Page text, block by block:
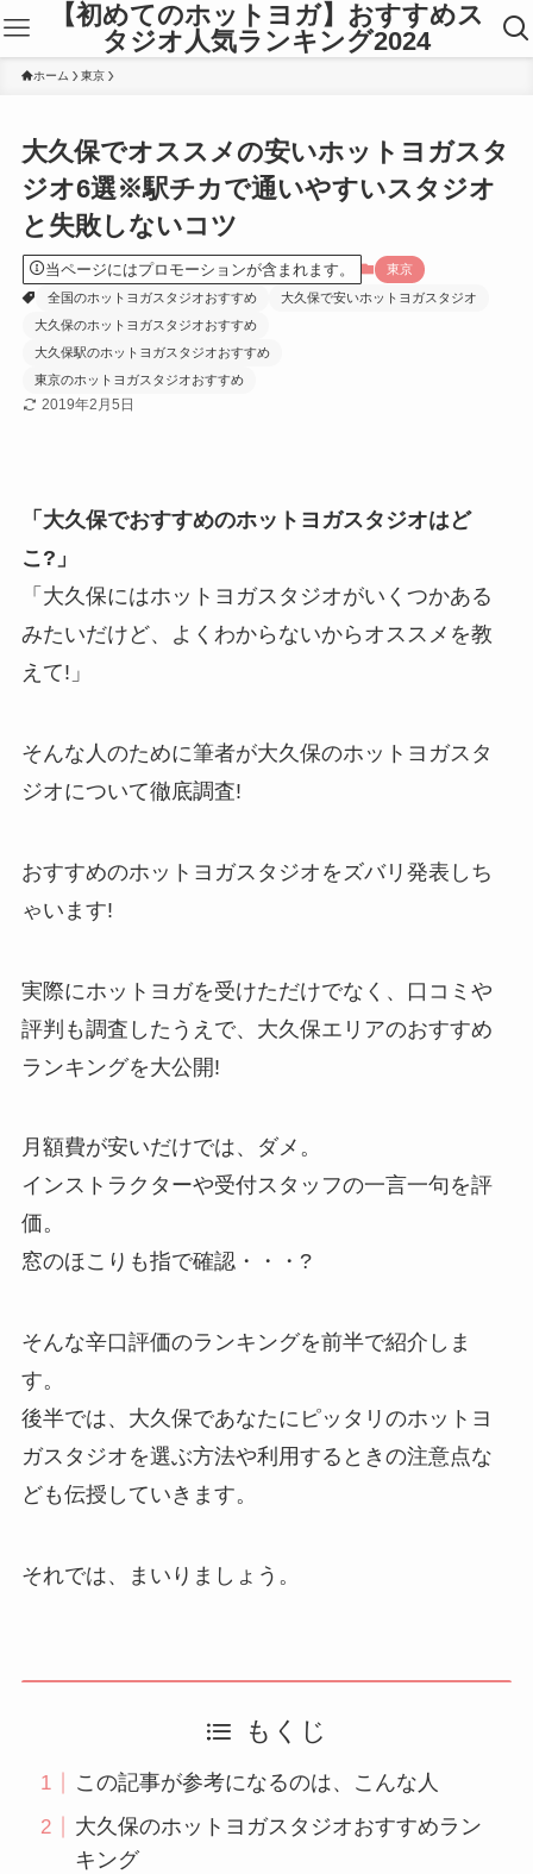
【初めてのホットヨガ】おすすめス
タジオ人気ランキング2024
ホーム 東京
大久保でオススメの安いホットヨガスタ
ジオ6選※駅チカで通いやすいスタジオ
と失敗しないコツ
当ページにはプロモーションが含まれます。
東京
全国のホットヨガスタジオおすすめ
大久保で安いホットヨガスタジオ
大久保のホットヨガスタジオおすすめ
大久保駅のホットヨガスタジオおすすめ
東京のホットヨガスタジオおすすめ
2019年2月5日
「大久保でおすすめのホットヨガスタジオはど
こ?」
「大久保にはホットヨガスタジオがいくつかある
みたいだけど、よくわからないからオススメを教
えて!」
そんな人のために筆者が大久保のホットヨガスタ
ジオについて徹底調査!
おすすめのホットヨガスタジオをズバリ発表しち
ゃいます!
実際にホットヨガを受けただけでなく、口コミや
評判も調査したうえで、大久保エリアのおすすめ
ランキングを大公開!
月額費が安いだけでは、ダメ。
インストラクターや受付スタッフの一言一句を評
価。
窓のほこりも指で確認・・・?
そんな辛口評価のランキングを前半で紹介しま
す。
後半では、大久保であなたにピッタリのホットヨ
ガスタジオを選ぶ方法や利用するときの注意点な
ども伝授していきます。
それでは、まいりましょう。
もくじ
この記事が参考になるのは、こんな人
大久保のホットヨガスタジオおすすめラン
キング